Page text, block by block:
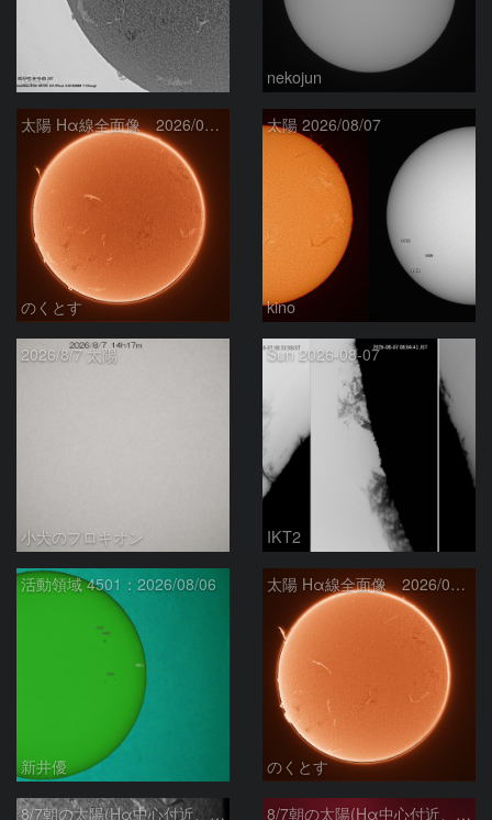
ta-o nekojun
太陽 Hα線全面像 2026/08/08
のくとす
太陽 2026/08/07
kino
2026/8/7 太陽
小犬のプロキオン
Sun 2026-08-07
IKT2
活動領域 4501：2026/08/06
新井優
太陽 Hα線全面像 2026/08/07
のくとす
8/7朝の太陽(Hα中心付近、4498、4502付近) 8/7朝の太陽(Hα中心付近、プロミネンス)